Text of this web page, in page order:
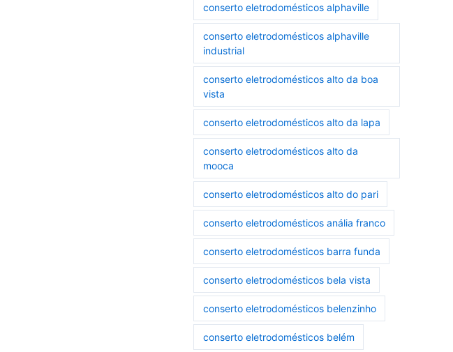
conserto eletrodomésticos alphaville
conserto eletrodomésticos alphaville
industrial
conserto eletrodomésticos alto da boa
vista
conserto eletrodomésticos alto da lapa
conserto eletrodomésticos alto da
mooca
conserto eletrodomésticos alto do pari
conserto eletrodomésticos anália franco
conserto eletrodomésticos barra funda
conserto eletrodomésticos bela vista
conserto eletrodomésticos belenzinho
conserto eletrodomésticos belém